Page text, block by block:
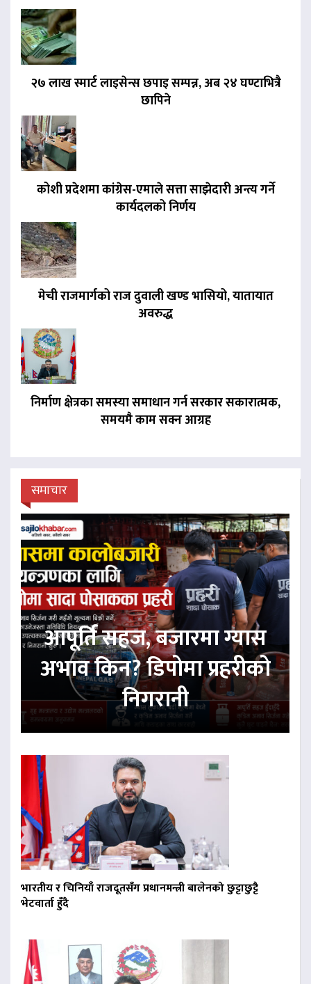
२७ लाख स्मार्ट लाइसेन्स छपाइ सम्पन्न, अब २४ घण्टाभित्रै
छापिने
कोशी प्रदेशमा कांग्रेस-एमाले सत्ता साझेदारी अन्त्य गर्ने
कार्यदलको निर्णय
मेची राजमार्गको राज दुवाली खण्ड भासियो, यातायात
अवरुद्ध
निर्माण क्षेत्रका समस्या समाधान गर्न सरकार सकारात्मक,
समयमै काम सक्न आग्रह
समाचार
आपूर्ति सहज, बजारमा ग्यास
अभाव किन? डिपोमा प्रहरीको
निगरानी
भारतीय र चिनियाँ राजदूतसँग प्रधानमन्त्री बालेनको छुट्टाछुट्टै
भेटवार्ता हुँदै